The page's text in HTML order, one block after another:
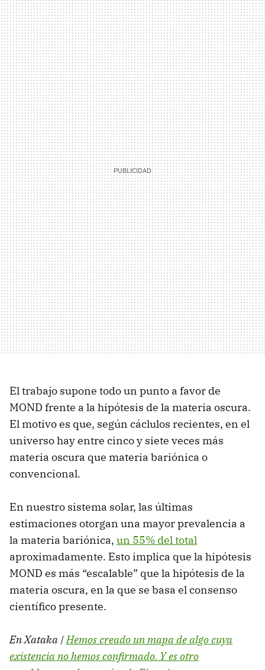
El trabajo supone todo un punto a favor de
MOND frente a la hipótesis de la materia oscura.
El motivo es que, según cáclulos recientes, en el
universo hay entre cinco y siete veces más
materia oscura que materia bariónica o
convencional.
En nuestro sistema solar, las últimas
estimaciones otorgan una mayor prevalencia a
la materia bariónica, un 55% del total
aproximadamente. Esto implica que la hipótesis
MOND es más “escalable” que la hipótesis de la
materia oscura, en la que se basa el consenso
científico presente.
En Xataka |Hemos creado un mapa de algo cuya
existencia no hemos confirmado. Y es otro